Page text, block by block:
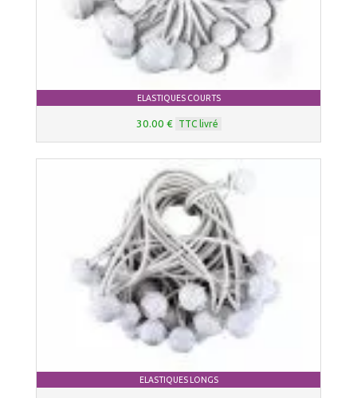
ELASTIQUES COURTS
30.00 € TTC livré
ELASTIQUES LONGS